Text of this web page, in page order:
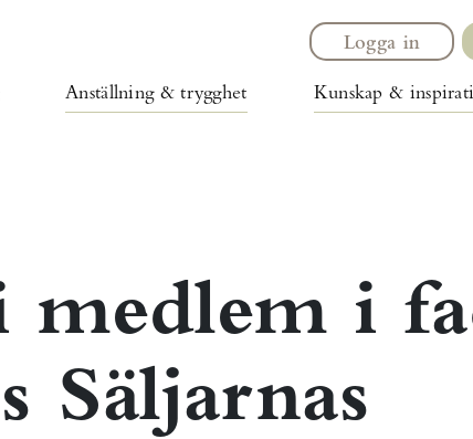
Anställning & trygghet Kunskap &
Logga in
medlem i
Säljarnas